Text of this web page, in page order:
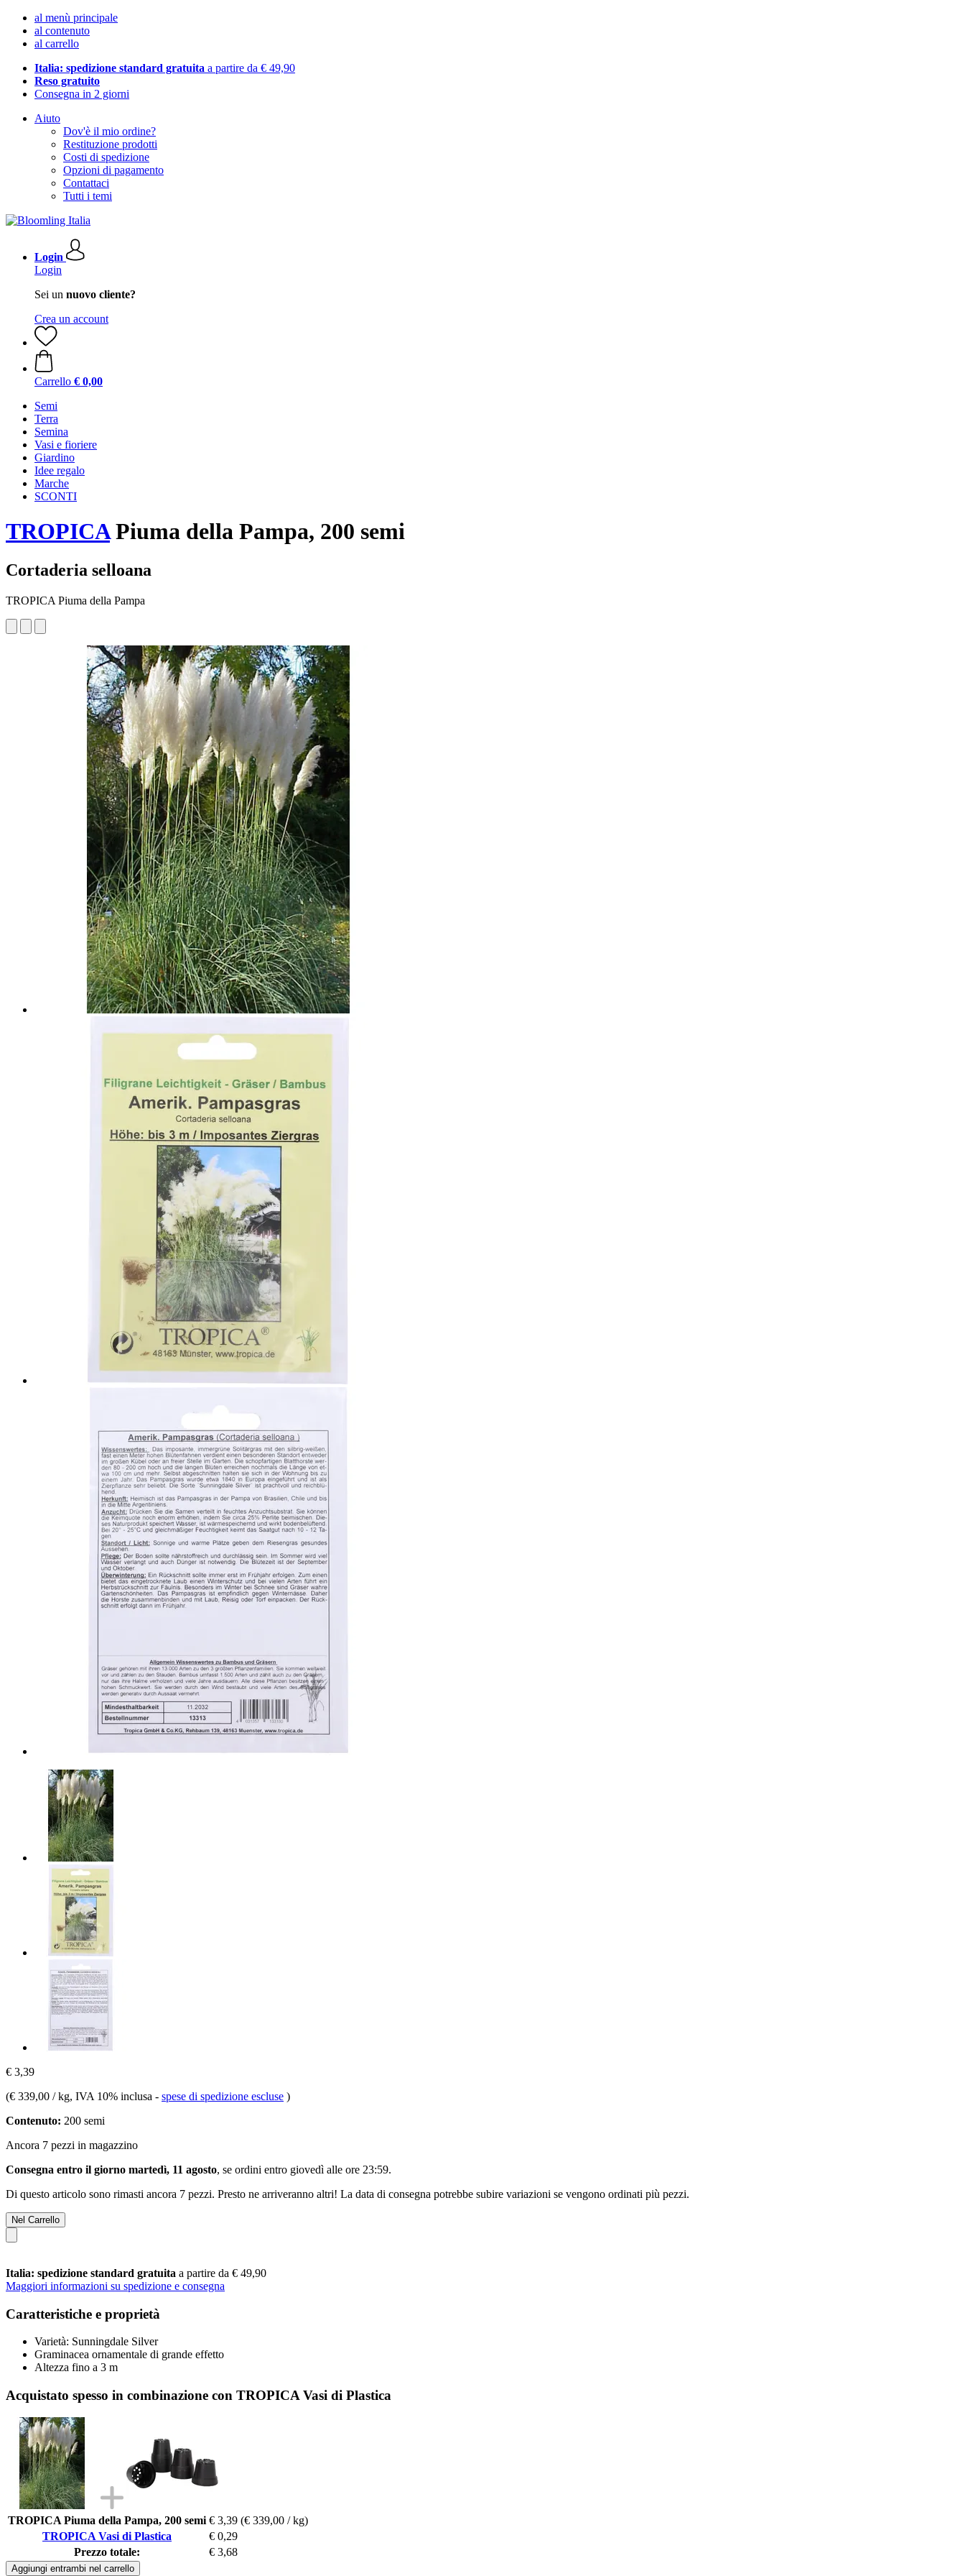
al menù principale
al contenuto
al carrello
Italia: spedizione standard gratuita a partire da € 49,90
Reso gratuito
Consegna in 2 giorni
Aiuto
Dov'è il mio ordine?
Restituzione prodotti
Costi di spedizione
Opzioni di pagamento
Contattaci
Tutti i temi
Login
Login
Sei un nuovo cliente?
Crea un account
Carrello € 0,00
Semi
Terra
Semina
Vasi e fioriere
Giardino
Idee regalo
Marche
SCONTI
TROPICAPiuma della Pampa, 200 semi
Cortaderia selloana
TROPICA Piuma della Pampa
€ 3,39
(€ 339,00 / kg, IVA 10% inclusa - spese di spedizione escluse )
Contenuto: 200 semi
Ancora 7 pezzi in magazzino
Consegna entro il giorno martedì, 11 agosto, se ordini entro giovedì alle ore 23:59.
Di questo articolo sono rimasti ancora 7 pezzi. Presto ne arriveranno altri! La data di consegna potrebbe subire variazioni se vengono ordinati più pezzi.
Nel Carrello
Italia: spedizione standard gratuita a partire da € 49,90
Maggiori informazioni su spedizione e consegna
Caratteristiche e proprietà
Varietà: Sunningdale Silver
Graminacea ornamentale di grande effetto
Altezza fino a 3 m
Acquistato spesso in combinazione con TROPICA Vasi di Plastica
TROPICA Piuma della Pampa, 200 semi € 3,39 (€ 339,00 / kg)
TROPICA Vasi di Plastica
€ 0,29
Prezzo totale:
€ 3,68
Aggiungi entrambi nel carrello